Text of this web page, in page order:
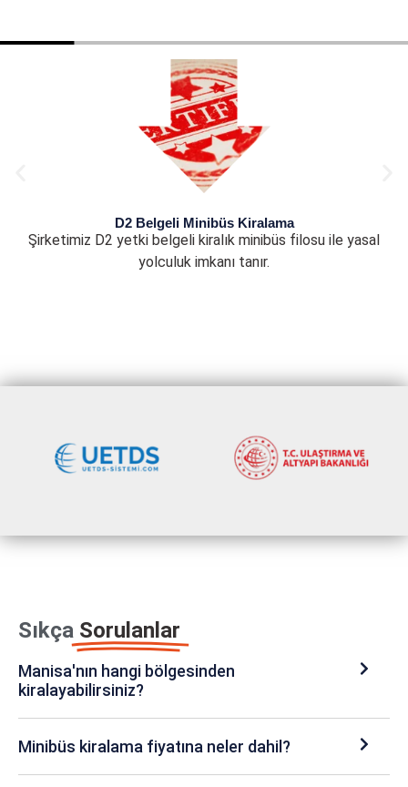
D2 Belgeli Minibüs Kiralama
Şirketimiz D2 yetki belgeli kiralık minibüs filosu ile yasal
yolculuk imkanı tanır.
Sıkça Sorulanlar
Manisa'nın hangi bölgesinden
kiralayabilirsiniz?
Minibüs kiralama fiyatına neler dahil?